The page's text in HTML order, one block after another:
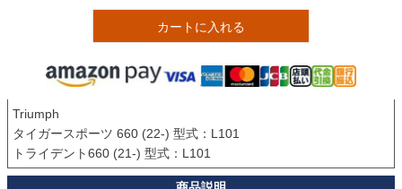
カートに入れる
Triumph
タイガースポーツ 660 (22-) 型式：L101
トライデント660 (21-) 型式：L101